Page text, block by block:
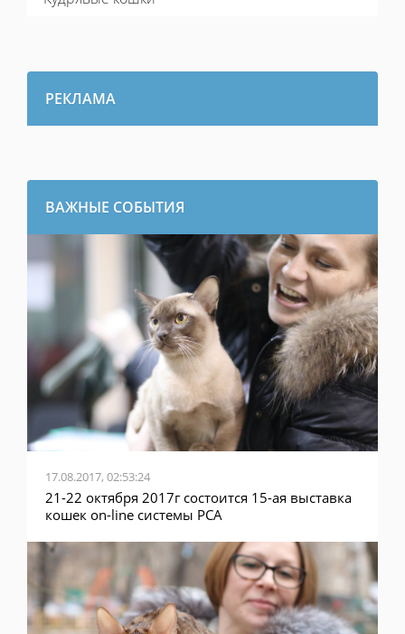
РЕКЛАМА
ВАЖНЫЕ СОБЫТИЯ
17.08.2017, 02:53:24
21-22 октября 2017г состоится 15-ая выставка
кошек on-line системы PCA